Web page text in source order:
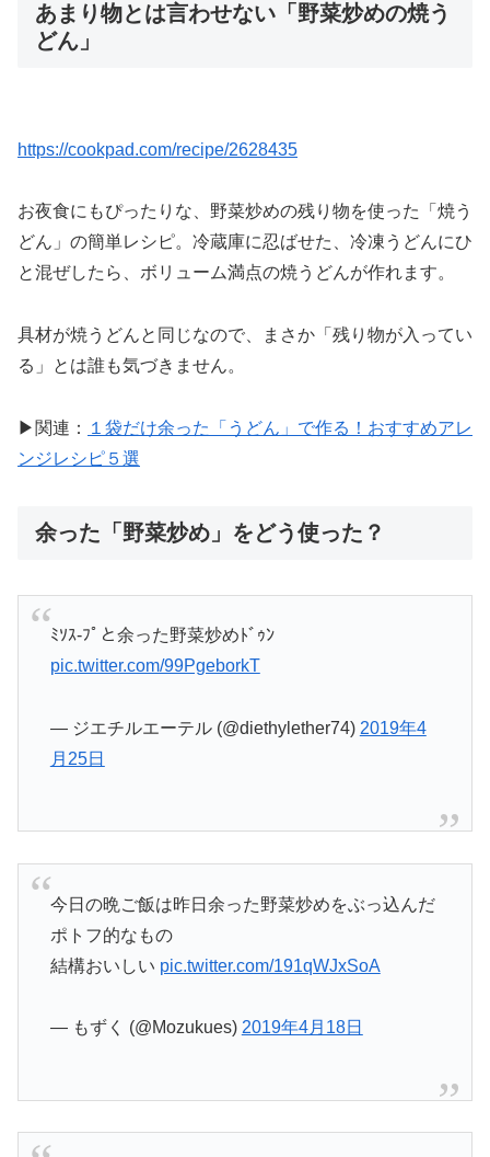
あまり物とは言わせない「野菜炒めの焼う
どん」
https://cookpad.com/recipe/2628435
お夜食にもぴったりな、野菜炒めの残り物を使った「焼う
どん」の簡単レシピ。冷蔵庫に忍ばせた、冷凍うどんにひ
と混ぜしたら、ボリューム満点の焼うどんが作れます。
具材が焼うどんと同じなので、まさか「残り物が入ってい
る」とは誰も気づきません。
▶関連：
１袋だけ余った「うどん」で作る！おすすめアレ
ンジレシピ５選
余った「野菜炒め」をどう使った？
ﾐｿｽ-ﾌﾟと余った野菜炒めﾄﾞｩﾝ
pic.twitter.com/99PgeborkT
— ジエチルエーテル (@diethylether74) 2019年4
月25日
今日の晩ご飯は昨日余った野菜炒めをぶっ込んだ
ポトフ的なもの
結構おいしい pic.twitter.com/191qWJxSoA
— もずく (@Mozukues) 2019年4月18日